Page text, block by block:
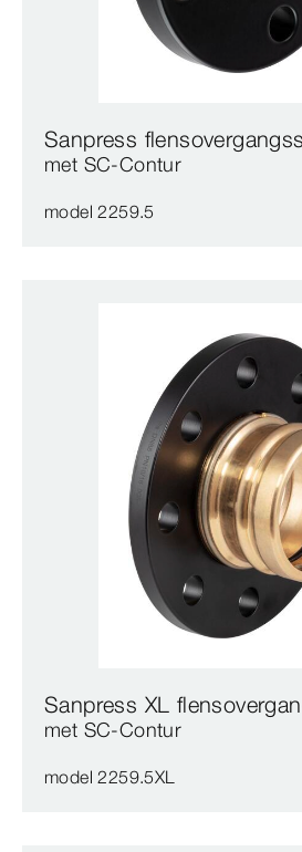
Sanpress
met SC‑Contur
model 2259.5
Sanpress XL
met SC‑Contur
model 2259.5XL